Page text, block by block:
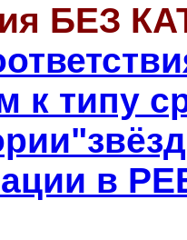
БЕЗ
к типу
в